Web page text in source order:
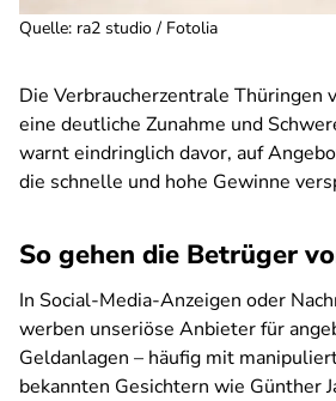
Quelle: ra2 studio / Fotolia
Die Verbraucherzentrale Thüringen
eine deutliche Zunahme und
warnt eindringlich davor, auf
die schnelle und hohe Gewinne
So gehen die Betrüger
In Social-Media-Anzeigen oder
werben unseriöse Anbieter für
Geldanlagen – häufig mit
bekannten Gesichtern wie Günther